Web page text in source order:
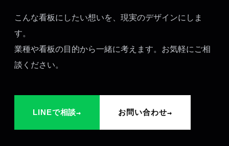
こんな看板にしたい想いを、現実のデザインにしま
す。
業種や看板の目的から一緒に考えます。お気軽にご相
談ください。
LINEで相談→ お問い合わせ→